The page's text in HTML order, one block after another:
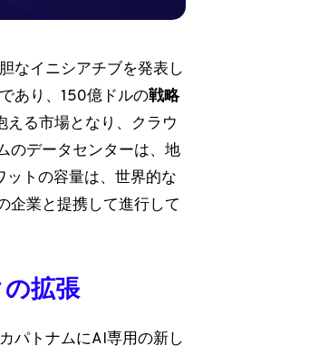
なイニシアチブを発表し
あり、150億ドルの戦略
る市場となり、クラウ
のデータセンターは、地
トの容量は、世界的な
企業と提携して進行して
拡張
パトナムにAI専用の新し